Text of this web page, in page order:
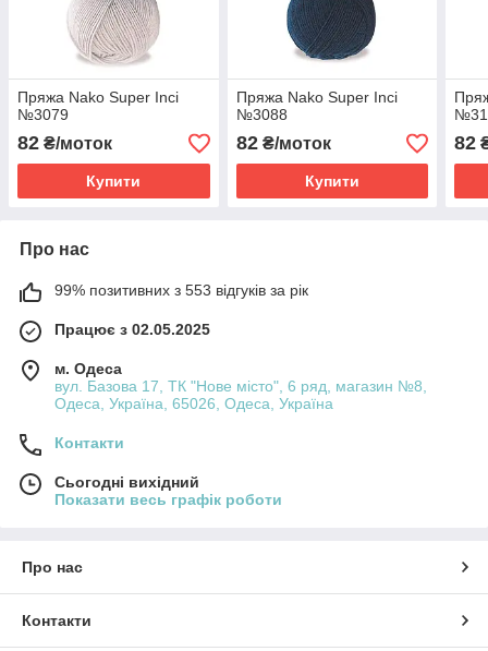
Пряжа Nako Super Inci
№3079
82 ₴/моток
Купити
Пряжа Nako Super Inci
№3088
82₴/моток
Купити
82
Про нас
99% позитивних з 553 відгуків за рік
Працює з 02.05.2025
м. Одеса
вул. Базова 17, ТК "Нове місто", 6 ряд, магазин №8,
Одеса, Україна, 65026, Одеса, Україна
Контакти
Сьогодні вихідний
Показати весь графік роботи
Про нас
Контакти